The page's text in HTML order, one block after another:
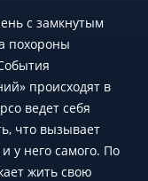
с замкнутым
похороны
происходят в
ведет себя
что вызывает
у него самого. По
жить свою